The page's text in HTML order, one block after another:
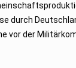
durch
vor der